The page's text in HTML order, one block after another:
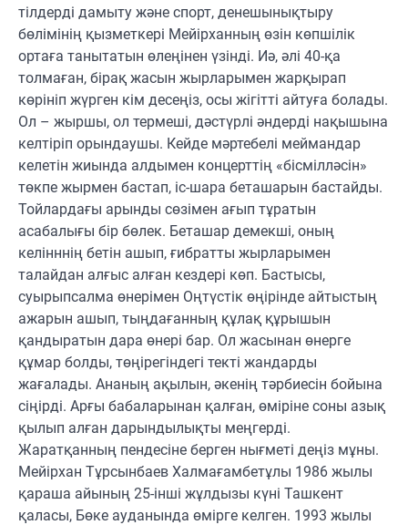
тілдерді дамыту және спорт, денешынықтыру
бөлімінің қызметкері Мейірханның өзін көпшілік
ортаға танытатын өлеңінен үзінді. Иә, әлі 40-қа
толмаған, бірақ жасын жырларымен жарқырап
көрініп жүрген кім десеңіз, осы жігітті айтуға болады.
Ол – жыршы, ол термеші, дәстүрлі әндерді нақышына
келтіріп орындаушы. Кейде мәртебелі меймандар
келетін жиында алдымен концерттің «бісмілләсін»
төкпе жырмен бастап, іс-шара беташарын бастайды.
Тойлардағы арынды сөзімен ағып тұратын
асабалығы бір бөлек. Беташар демекші, оның
келінннің бетін ашып, ғибратты жырларымен
талайдан алғыс алған кездері көп. Бастысы,
суырыпсалма өнерімен Оңтүстік өңірінде айтыстың
ажарын ашып, тыңдағанның құлақ құрышын
қандыратын дара өнері бар. Ол жасынан өнерге
құмар болды, төңірегіндегі текті жандарды
жағалады. Ананың ақылын, әкенің тәрбиесін бойына
сіңірді. Арғы бабаларынан қалған, өміріне соны азық
қылып алған дарындылықты меңгерді.
Жаратқанның пендесіне берген нығметі деңіз мұны.
Мейірхан Тұрсынбаев Халмағамбетұлы 1986 жылы
қараша айының 25-інші жұлдызы күні Ташкент
қаласы, Бөке ауданында өмірге келген. 1993 жылы